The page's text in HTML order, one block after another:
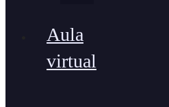
Aula
virtual